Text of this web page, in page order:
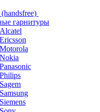
гарнитуры